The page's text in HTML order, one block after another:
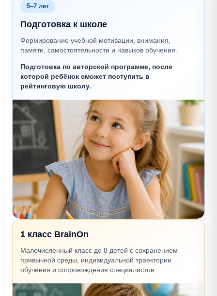
5–7 лет
Подготовка к школе
Формирование учебной мотивации, внимания,
памяти, самостоятельности и навыков обучения.
Подготовка по авторской программе, после
которой ребёнок сможет поступить в
рейтинговую школу.
1 класс BrainOn
Малочисленный класс до 8 детей с сохранением
привычной среды, индивидуальной траектории
обучения и сопровождения специалистов.